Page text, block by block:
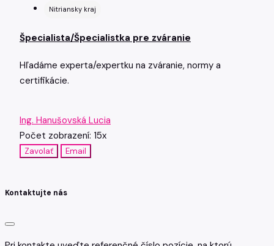
Nitriansky kraj
Špecialista/Špecialistka pre zváranie
Hľadáme experta/expertku na zváranie, normy a
certifikácie.
Ing. Hanušovská Lucia
Počet zobrazení: 15x
Zavolať Email
Kontaktujte nás